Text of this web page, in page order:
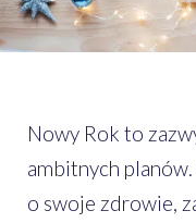
Nowy Rok to
ambitnych
o swoje zdrowie,